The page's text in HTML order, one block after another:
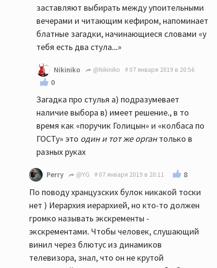
заставляют выбирать между упоительными
вечерами и читающим кефиром, напоминает
блатные загадки, начинающиеся словами «у
тебя есть два стула...»
Nikiniko @Nikiniko 07 января 2019 в 20:56
0
Загадка про стулья а) подразумевает
наличие выбора в) имеет решение., в то
время как «поручик Голицын» и «колбаса по
ГОСТу» это один и тот жеоргантолько в
разных руках
Perry @YG 07 января 2019 в 20:11 8
По поводу хранцузских булок никакой тоски
нет ) Иерархия иерархией, но кто-то должен
громко называть экскременты -
экскрементами. Чтобы человек, слушающий
винил через блютус из динамиков
телевизора, знал, что он не крутой